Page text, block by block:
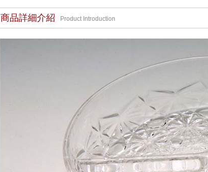
商品詳細介紹 Product Introduction